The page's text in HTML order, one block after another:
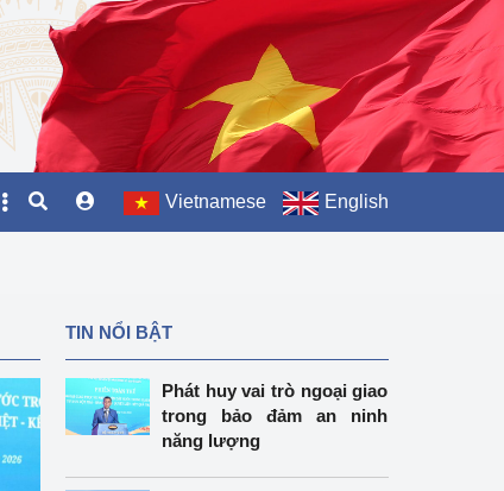
Vietnamese English
TIN NỔI BẬT
Phát huy vai trò ngoại giao
trong bảo đảm an ninh
năng lượng